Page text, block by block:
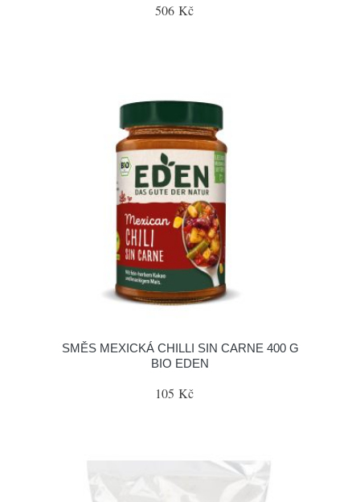
506 Kč
SMĚS MEXICKÁ CHILLI SIN CARNE 400 G
BIO EDEN
105 Kč